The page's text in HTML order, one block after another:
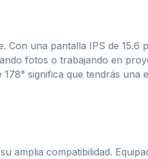
una pantalla IPS de 15.6
fotos o trabajando en
significa que tendrás
amplia compatibilidad.